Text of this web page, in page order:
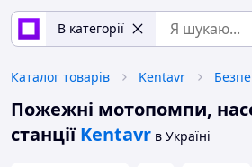
В категорії
Каталог товарів Kentavr
Пожежні мотопомпи,
станції Kentavr в Україні